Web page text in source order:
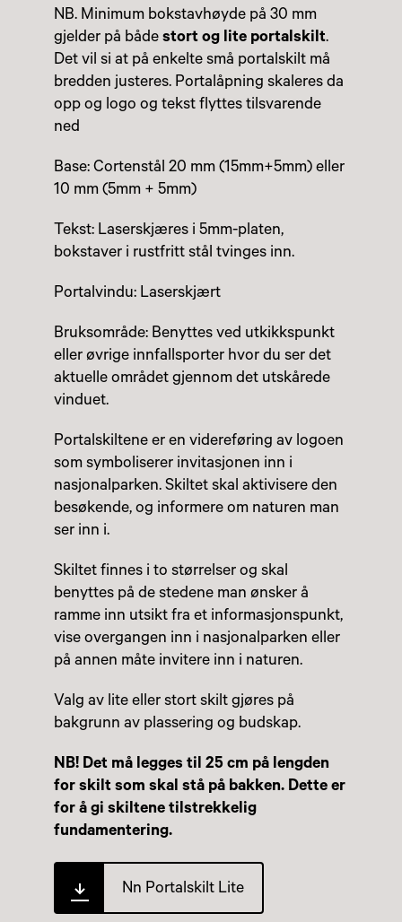
NB. Minimum bokstavhøyde på 30 mm
gjelder på både stort og lite portalskilt.
Det vil si at på enkelte små portalskilt må
bredden justeres. Portalåpning skaleres da
opp og logo og tekst flyttes tilsvarende
ned
Base: Cortenstål 20 mm (15mm+5mm) eller
10 mm (5mm + 5mm)
Tekst: Laserskjæres i 5mm-platen,
bokstaver i rustfritt stål tvinges inn.
Portalvindu: Laserskjært
Bruksområde: Benyttes ved utkikkspunkt
eller øvrige innfallsporter hvor du ser det
aktuelle området gjennom det utskårede
vinduet.
Portalskiltene er en videreføring av logoen
som symboliserer invitasjonen inn i
nasjonalparken. Skiltet skal aktivisere den
besøkende, og informere om naturen man
ser inn i.
Skiltet finnes i to størrelser og skal
benyttes på de stedene man ønsker å
ramme inn utsikt fra et informasjonspunkt,
vise overgangen inn i nasjonalparken eller
på annen måte invitere inn i naturen.
Valg av lite eller stort skilt gjøres på
bakgrunn av plassering og budskap.
NB! Det må legges til 25 cm på lengden
for skilt som skal stå på bakken. Dette er
for å gi skiltene tilstrekkelig
fundamentering.
Nn Portalskilt Lite